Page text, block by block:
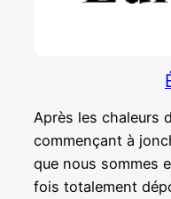
Après les chaleurs
commençant à
que nous sommes
fois totalement